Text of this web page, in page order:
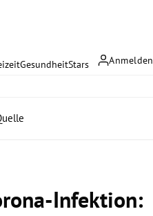
Anmelden
GesundheitStars
Infektion: